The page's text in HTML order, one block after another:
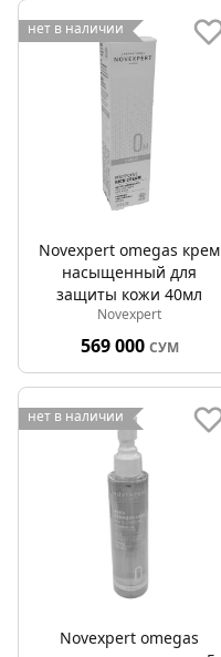
нет в наличии
Novexpert omegas крем
насыщенный для
защиты кожи 40мл
Novexpert
569 000 СУМ
нет в наличии
Novexpert omegas